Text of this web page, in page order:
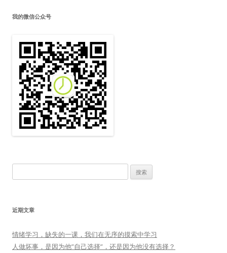
我的微信公众号
索：
近期文章
情绪学习，缺失的一课，我们在无序的摸索中学习
人做坏事，是因为他”自己选择”，还是因为他没有选择？